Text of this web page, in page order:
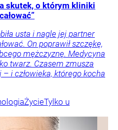
skutek, o którym kliniki
usta i nagle jej partner
On poprawił szczękę,
mężczyznę. Medycyna
twarz. Czasem zmusza
– i człowieka, którego kocha
ŻycieTylko u